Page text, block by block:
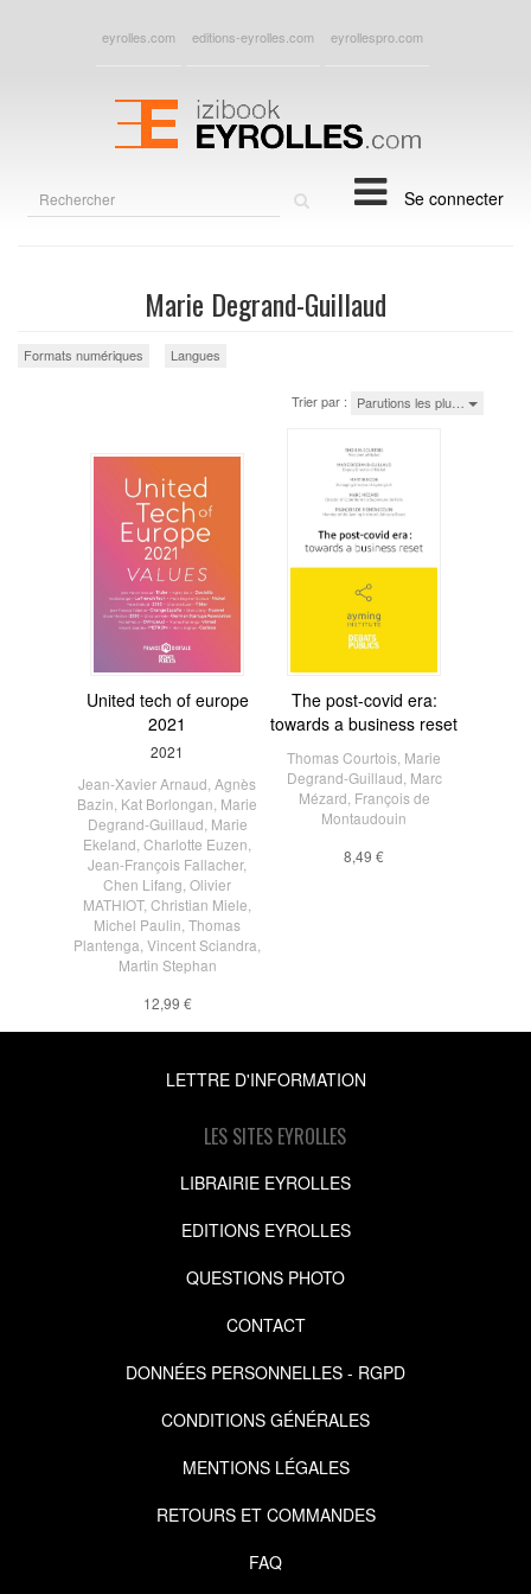
eyrolles.com editions-eyrolles.com eyrollespro.com
Se connecter
Marie Degrand-Guillaud
Formats numériques Langues
Trier par : Parutions les plu…
United tech of europe
2021
2021
Jean-Xavier Arnaud Agnès
Bazin Kat Borlongan Marie
Degrand-Guillaud Marie
Ekeland Charlotte Euzen
Jean-François Fallacher,
Chen Lifang Olivier
MATHIOT, Christian Miele
Michel Paulin Thomas
Plantenga Vincent Sciandra
Martin Stephan
12,99 €
The post-covid era:
towards a business reset
Thomas Courtois Marie
Degrand-Guillaud Marc
Mézard François de
Montaudouin
8,49 €
LETTRE D'INFORMATION
LES SITES EYROLLES
LIBRAIRIE EYROLLES
EDITIONS EYROLLES
QUESTIONS PHOTO
CONTACT
DONNÉES PERSONNELLES - RGPD
CONDITIONS GÉNÉRALES
MENTIONS LÉGALES
RETOURS ET COMMANDES
FAQ